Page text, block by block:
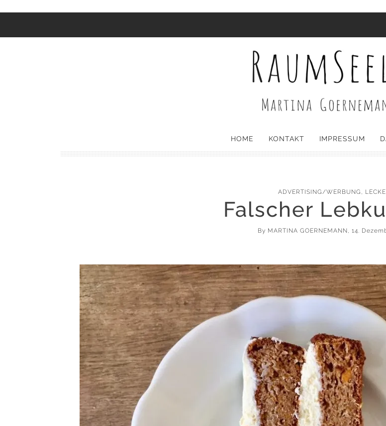
HOME KONTAKT IMPRESSUM
ADVERTISING/WERBUNG ,
Falscher
By MARTINA GOERNEMANN , 14.